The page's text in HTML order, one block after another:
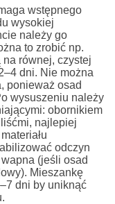
wstępnego
wysokiej
należy go
to zrobić np.
na równej, czystej
dni. Nie można
ponieważ osad
wysuszeniu należy
obornikiem
najlepiej
odczyn
(jeśli osad
Mieszankę
dni by uniknąć